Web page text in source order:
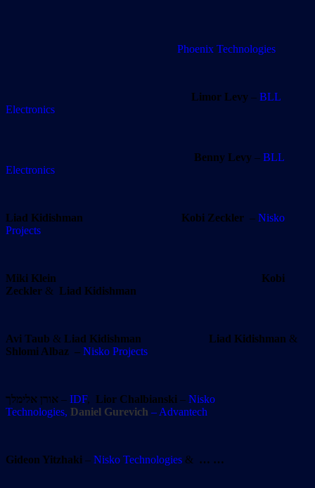
Phoenix Technologies
Limor Levy – BLL
Electronics
Benny Levy – BLL
Electronics
Liad Kidishman Kobi Zeckler – Nisko
Projects
Miki Klein Kobi
Zeckler & Liad Kidishman
Avi Taub & Liad Kidishman Liad Kidishman &
Shlomi Albaz – Nisko Projects
אורן אלימלך – IDF, Lior Chalbianski – Nisko
Technologies, Daniel Gurevich – Advantech
Gideon Yitzhaki – Nisko Technologies & … …